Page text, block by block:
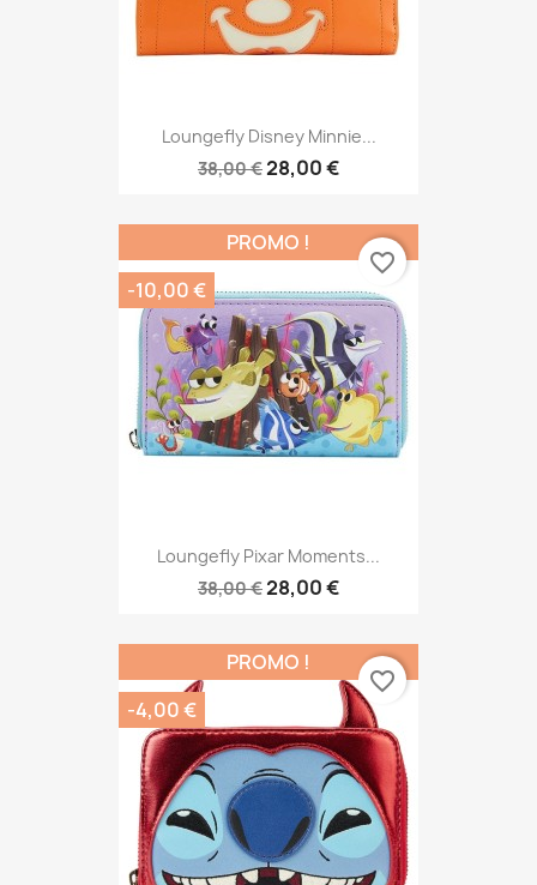
Loungefly Disney Minnie...
38,00 €28,00 €
Loungefly Pixar Moments...
38,00 €28,00 €
PROMO !
-10,00 €
favorite_border
PROMO !
-4,00 €
favorite_border